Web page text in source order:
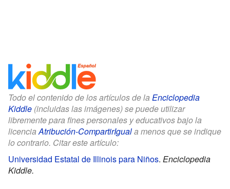
Todo el contenido de los artículos de la Enciclopedia
Kiddle (incluidas las imágenes) se puede utilizar
libremente para fines personales y educativos bajo la
licenciaAtribución-CompartirIguala menos que se indique
lo contrario. Citar este artículo:
Universidad Estatal de Illinois para Niños. Enciclopedia
Kiddle.